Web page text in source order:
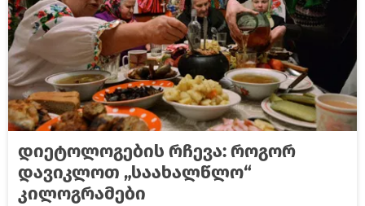
დიეტოლოგების რჩევა: როგორ
დავიკლოთ „საახალწლო“
კილოგრამები